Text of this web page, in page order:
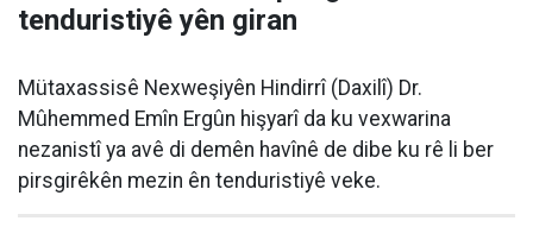
tenduristiyê yên giran
Mütaxassisê Nexweşiyên Hindirrî (Daxilî) Dr.
Mûhemmed Emîn Ergûn hişyarî da ku vexwarina
nezanistî ya avê di demên havînê de dibe ku rê li ber
pirsgirêkên mezin ên tenduristiyê veke.